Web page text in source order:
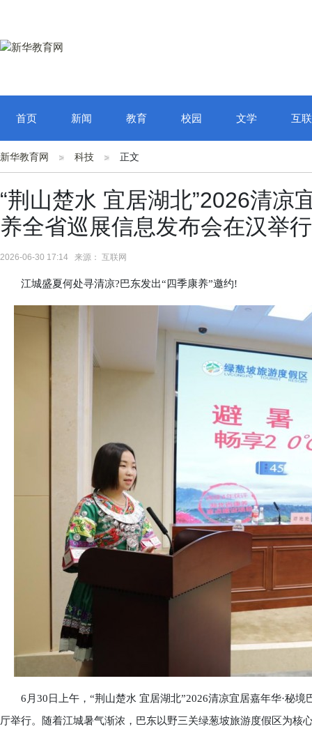
首页 新闻 教育 校园 文学 互
新华教育网 科技 正文
“荆山楚水 宜居湖北”2026清凉
养全省巡展信息发布会在汉举行
2026-06-30 17:14 来源： 互联网
江城盛夏何处寻清凉?巴东发出“四季康养”邀约!
6月30日上午，“荆山楚水 宜居湖北”2026清凉宜居嘉年华·秘境
厅举行。随着江城暑气渐浓，巴东以野三关绿葱坡旅游度假区为核